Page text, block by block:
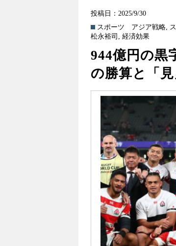
投稿日：2025/9/30
スポーツ
アジア戦略,
松永裕司 , 経済効果
944億円の黒
の勝算と「